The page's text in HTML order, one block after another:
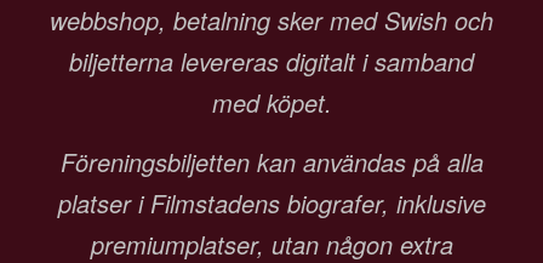
webbshop, betalning sker med Swish och
biljetterna levereras digitalt i samband
med köpet.
Föreningsbiljetten kan användas på alla
platser i Filmstadens biografer, inklusive
premiumplatser, utan någon extra